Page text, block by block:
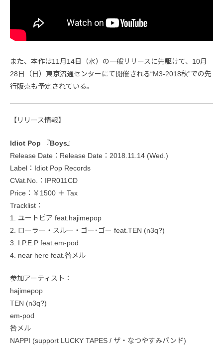
また、本作は11月14日（水）の一般リリースに先駆けて、10月
28日（日）東京流通センターにて開催される“M3-2018秋”での先
行販売も予定されている。
【リリース情報】
Idiot Pop 『Boys』
Release Date：Release Date：2018.11.14 (Wed.)
Label：Idiot Pop Records
CVat.No.：IPR011CD
Price：￥1500 ＋ Tax
Tracklist：
1. ユートピア feat.hajimepop
2. ローラー・スルー・ゴー･ゴー feat.TEN (n3q?)
3. I.P.E.P feat.em-pod
4. near here feat.咎メル
参加アーティスト：
hajimepop
TEN (n3q?)
em-pod
咎メル
NAPPI (support LUCKY TAPES / ザ・なつやすみバンド)